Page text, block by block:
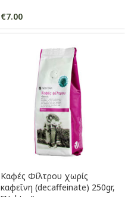
€7.00
Καφές Φίλτρου χωρίς
καφεΐνη (decaffeinate) 250gr,